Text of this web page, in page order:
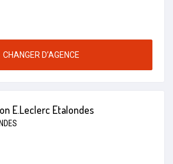
CHANGER D’AGENCE
E.Leclerc Etalondes